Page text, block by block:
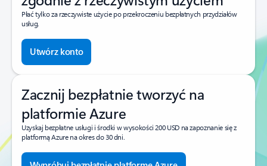
Płać tylko za rzeczywiste użycie po przekroczeniu bezpłatnych przydziałów
usług.
Utwórz konto
Zacznij bezpłatnie tworzyć na
platformie Azure
Uzyskaj bezpłatne usługi i środki w wysokości 200 USD na zapoznanie się z
platformą Azure na okres do 30 dni.